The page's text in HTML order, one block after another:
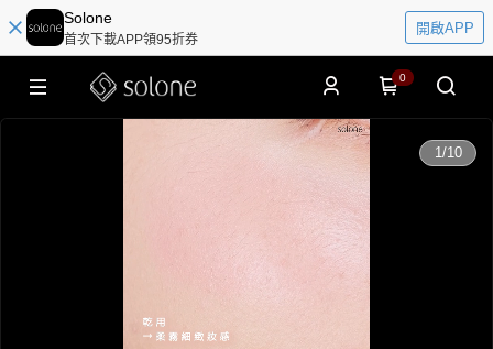
Solone
首次下載APP領95折券
開啟APP
0
1/10